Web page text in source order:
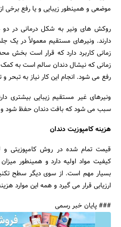
موضعی و همینطور زیبایی و یا رفع برخی
روکش های ونیر به شکل درمانی در
دارند. ونیرهای مستقیم معمولاً در
زمانی کاربرد دارد که قرار است بخش
زمانی که نیشال دندان سالم است به کمک
رفع می شود. انجام این کار نیاز به تبحر و
ونیرهای غیر مستقیم زیبایی بیشتری
سبب می شود که بافت دندان حفظ شود و
هزینه کامپوزیت دندان
قیمت تمام شده در روش کامپوزیتی
کیفیت مواد اولیه دارد و همینطور
بسیار مهم است. از سوی دیگر سطح
ارزیابی قرار می گیرد و همه این موارد
### پایان خبر رسمی